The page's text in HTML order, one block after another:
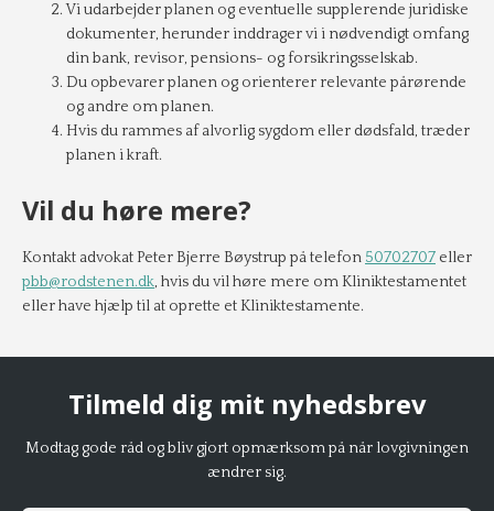
Vi udarbejder planen og eventuelle supplerende juridiske
dokumenter, herunder inddrager vi i nødvendigt omfang
din bank, revisor, pensions- og forsikringsselskab.
Du opbevarer planen og orienterer relevante pårørende
og andre om planen.
Hvis du rammes af alvorlig sygdom eller dødsfald, træder
planen i kraft.
Vil du høre mere?
Kontakt advokat Peter Bjerre Bøystrup på telefon 50702707 eller
pbb@rodstenen.dk, hvis du vil høre mere om Kliniktestamentet
eller have hjælp til at oprette et Kliniktestamente.
Tilmeld dig mit nyhedsbrev
Modtag gode råd og bliv gjort opmærksom på når lovgivningen
ændrer sig.